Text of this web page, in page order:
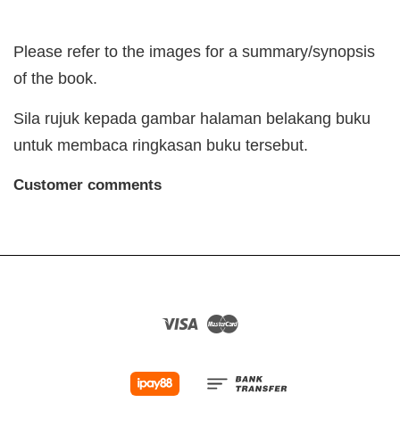
Please refer to the images for a summary/synopsis
of the book.
Sila rujuk kepada gambar halaman belakang buku
untuk membaca ringkasan buku tersebut.
Customer comments
Visa